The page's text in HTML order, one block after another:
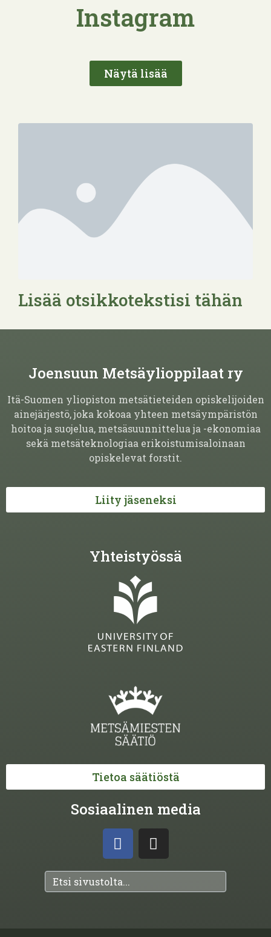
Instagram
Näytä lisää
Lisää otsikkotekstisi tähän
Joensuun Metsäylioppilaat ry
Itä-Suomen yliopiston metsätieteiden opiskelijoiden
ainejärjestö, joka kokoaa yhteen metsäympäristön
hoitoa ja suojelua, metsäsuunnittelua ja -ekonomiaa
sekä metsäteknologiaa erikoistumisaloinaan
opiskelevat forstit.
Liity jäseneksi
Yhteistyössä
Tietoa säätiöstä
Sosiaalinen media